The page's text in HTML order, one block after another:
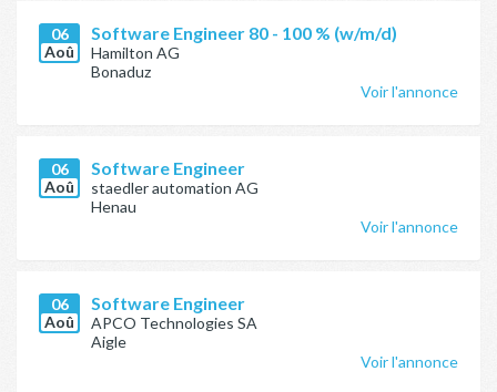
06
Aoû
Software Engineer 80 - 100 % (w/m/d)
Hamilton AG
Bonaduz
Voir l'annonce
06
Aoû
Software Engineer
staedler automation AG
Henau
Voir l'annonce
06
Aoû
Software Engineer
APCO Technologies SA
Aigle
Voir l'annonce